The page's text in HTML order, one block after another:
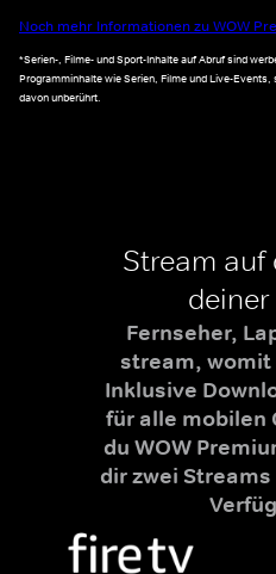
Noch mehr Informationen zu WOW
*Serien-, Filme- und Sport-Inhalte auf Abruf sind
Programminhalte wie Serien, Filme und Live-
davon unberührt.
Stream auf
Fernseher,
stream,
Inklusive
für alle mobilen
du WOW
dir zwei